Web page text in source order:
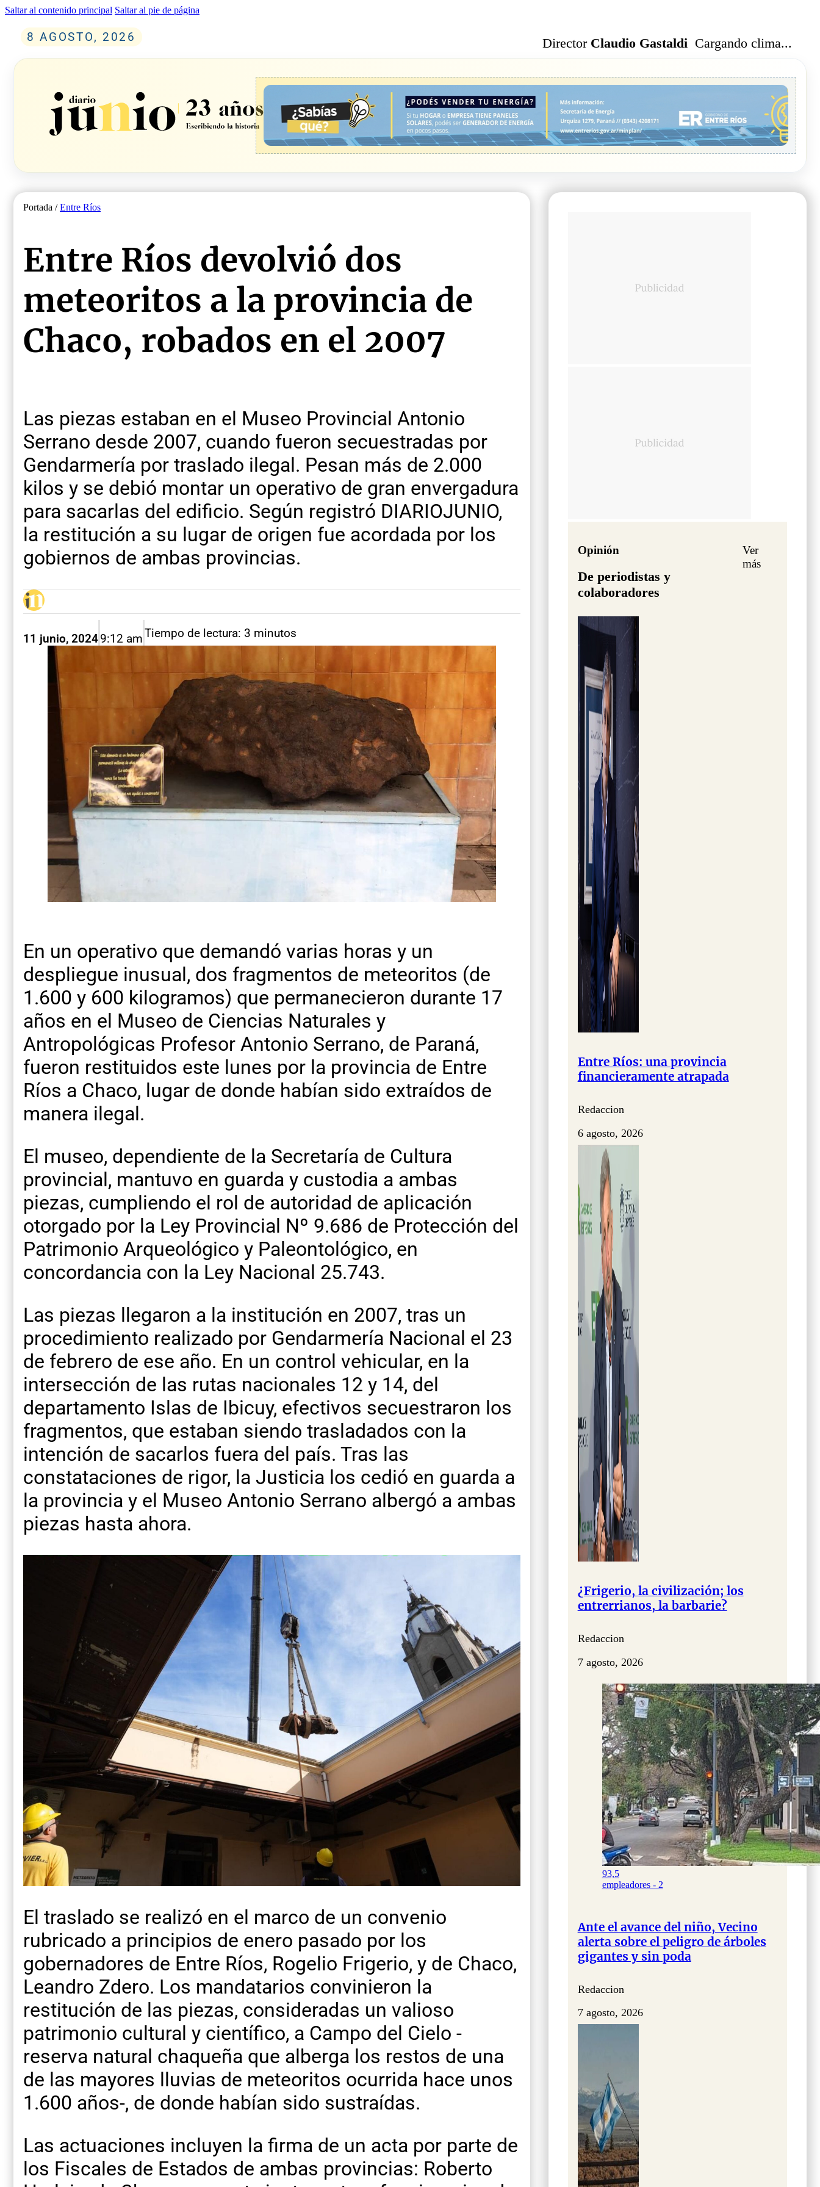
Saltar al contenido principal Saltar al pie de página
8 AGOSTO, 2026 Director Claudio Gastaldi Cargando clima...
Portada /Entre Ríos
Entre Ríos devolvió dos
meteoritos a la provincia de
Chaco, robados en el 2007
Las piezas estaban en el Museo Provincial Antonio
Serrano desde 2007, cuando fueron secuestradas por
Gendarmería por traslado ilegal. Pesan más de 2.000
kilos y se debió montar un operativo de gran envergadura
para sacarlas del edificio. Según registró DIARIOJUNIO,
la restitución a su lugar de origen fue acordada por los
gobiernos de ambas provincias.
11 junio, 20249:12 amTiempo de lectura: 3 minutos
En un operativo que demandó varias horas y un
despliegue inusual, dos fragmentos de meteoritos (de
1.600 y 600 kilogramos) que permanecieron durante 17
años en el Museo de Ciencias Naturales y
Antropológicas Profesor Antonio Serrano, de Paraná,
fueron restituidos este lunes por la provincia de Entre
Ríos a Chaco, lugar de donde habían sido extraídos de
manera ilegal.
El museo, dependiente de la Secretaría de Cultura
provincial, mantuvo en guarda y custodia a ambas
piezas, cumpliendo el rol de autoridad de aplicación
otorgado por la Ley Provincial Nº 9.686 de Protección del
Patrimonio Arqueológico y Paleontológico, en
concordancia con la Ley Nacional 25.743.
Las piezas llegaron a la institución en 2007, tras un
procedimiento realizado por Gendarmería Nacional el 23
de febrero de ese año. En un control vehicular, en la
intersección de las rutas nacionales 12 y 14, del
departamento Islas de Ibicuy, efectivos secuestraron los
fragmentos, que estaban siendo trasladados con la
intención de sacarlos fuera del país. Tras las
constataciones de rigor, la Justicia los cedió en guarda a
la provincia y el Museo Antonio Serrano albergó a ambas
piezas hasta ahora.
El traslado se realizó en el marco de un convenio
rubricado a principios de enero pasado por los
gobernadores de Entre Ríos, Rogelio Frigerio, y de Chaco,
Leandro Zdero. Los mandatarios convinieron la
restitución de las piezas, consideradas un valioso
patrimonio cultural y científico, a Campo del Cielo -
reserva natural chaqueña que alberga los restos de una
de las mayores lluvias de meteoritos ocurrida hace unos
1.600 años-, de donde habían sido sustraídas.
Las actuaciones incluyen la firma de un acta por parte de
los Fiscales de Estados de ambas provincias: Roberto
Opinión
De periodistas y
colaboradores
Ver
más
Entre Ríos: una provincia
financieramente atrapada
Redaccion
6 agosto, 2026
¿Frigerio, la civilización; los
entrerrianos, la barbarie?
Redaccion
7 agosto, 2026
93,5
empleadores - 2
Ante el avance del niño, Vecino
alerta sobre el peligro de árboles
gigantes y sin poda
Redaccion
7 agosto, 2026